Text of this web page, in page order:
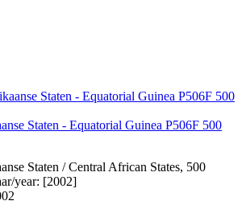
Staten - Equatorial Guinea P506F 500
Staten / Central African States, 500
year: [2002]